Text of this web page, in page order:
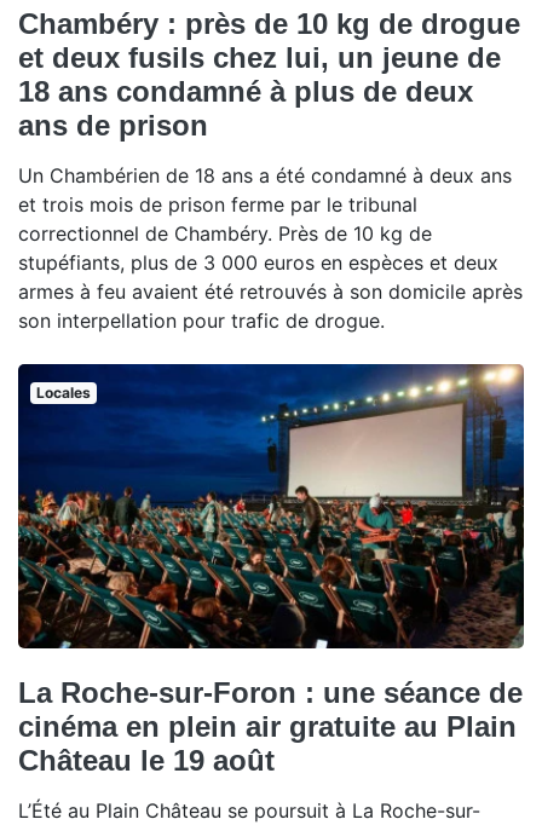
Chambéry : près de 10 kg de drogue
et deux fusils chez lui, un jeune de
18 ans condamné à plus de deux
ans de prison
Un Chambérien de 18 ans a été condamné à deux ans
et trois mois de prison ferme par le tribunal
correctionnel de Chambéry. Près de 10 kg de
stupéfiants, plus de 3 000 euros en espèces et deux
armes à feu avaient été retrouvés à son domicile après
son interpellation pour trafic de drogue.
Locales
La Roche-sur-Foron : une séance de
cinéma en plein air gratuite au Plain
Château le 19 août
L’Été au Plain Château se poursuit à La Roche-sur-